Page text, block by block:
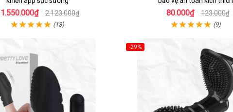
1.550.000₫ 2.123.000₫
(18)
80.000₫ 123.000₫
(9)
-29%